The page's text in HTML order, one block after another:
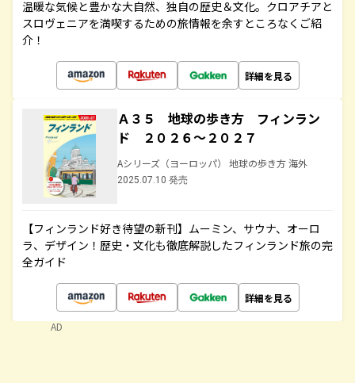
温暖な気候と豊かな大自然、独自の歴史＆文化。クロアチアと
スロヴェニアを満喫するための旅情報を余すところなくご紹
介！
詳細を見る
Ａ３５ 地球の歩き方 フィンラン
ド ２０２６～２０２７
Aシリーズ（ヨーロッパ） 地球の歩き方 海外
2025.07.10 発売
【フィンランド好き待望の新刊】ムーミン、サウナ、オーロ
ラ、デザイン！歴史・文化も徹底解説したフィンランド旅の完
全ガイド
詳細を見る
AD